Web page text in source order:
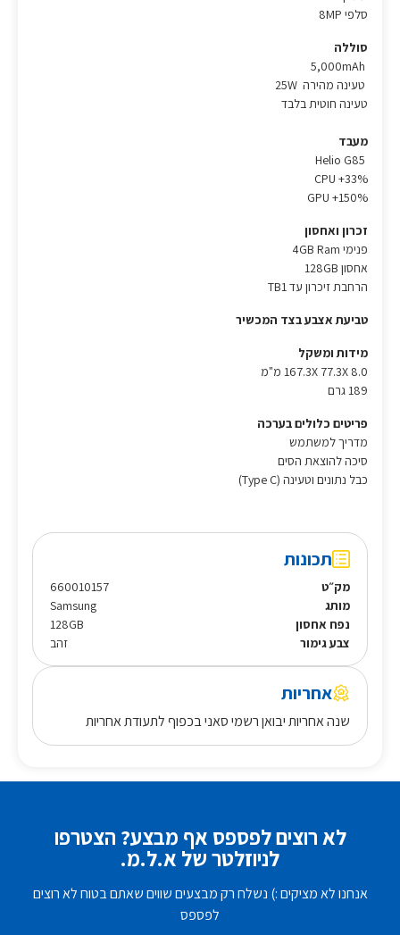
סלפי 8MP
סוללה
טעינה מהירה 25W
טעינה חוטית בלבד
מעבד
CPU +33%
GPU +150%
זכרון ואחסון
פנימי 4GB Ram
אחסון 128GB
הרחבת זיכרון עד TB1
טביעת אצבע בצד המכשיר
מידות ומשקל
167.3X 77.3X 8.0 מ"מ
189 גרם
פריטים כלולים בערכה
מדריך למשתמש
סיכה להוצאת הסים
כבל נתונים וטעינה (Type C)
תכונות
מק״ט
660010157
מותג
Samsung
נפח אחסון
128GB
צבע גימור
זהב
אחריות
שנה אחריות יבואן רשמי סאני בכפוף לתעודת אחריות
לא רוצים לפספס אף מבצע? הצטרפו
לניוזלטר של א.ל.מ.
אנחנו לא מציקים :) נשלח רק מבצעים שווים שאתם בטוח לא רוצים
לפספס